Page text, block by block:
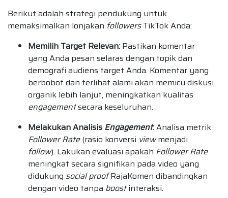
Berikut adalah strategi pendukung untuk
memaksimalkan lonjakan followersTikTok Anda:
Memilih Target Relevan: Pastikan komentar
yang Anda pesan selaras dengan topik dan
demografi audiens target Anda. Komentar yang
berbobot dan terlihat alami akan memicu diskusi
organik lebih lanjut, meningkatkan kualitas
engagementsecara keseluruhan.
Melakukan Analisis Engagement:Analisa metrik
Follower Rate(rasio konversi viewmenjadi
follow). Lakukan evaluasi apakah Follower Rate
meningkat secara signifikan pada video yang
didukung social proofRajaKomen dibandingkan
dengan video tanpa boostinteraksi.